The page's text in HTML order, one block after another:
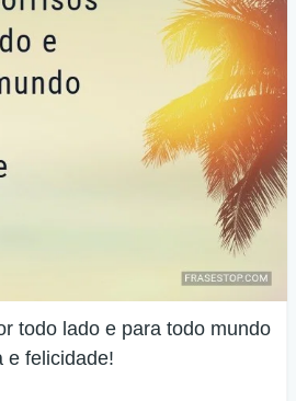
todo lado e para todo mundo
e felicidade!